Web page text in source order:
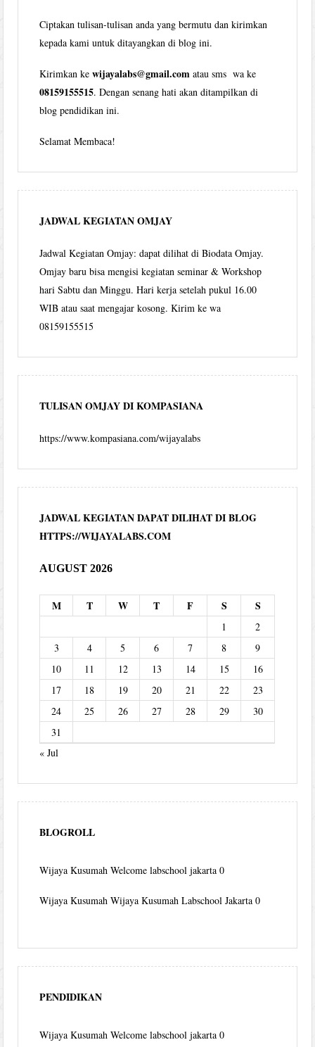
Ciptakan tulisan-tulisan anda yang bermutu dan kirimkan
kepada kami untuk ditayangkan di blog ini.
Kirimkan kewijayalabs@gmail.com atau sms wa ke
08159155515. Dengan senang hati akan ditampilkan di
blog pendidikan ini.
Selamat Membaca!
JADWAL KEGIATAN OMJAY
Jadwal Kegiatan Omjay: dapat dilihat di Biodata Omjay.
Omjay baru bisa mengisi kegiatan seminar & Workshop
hari Sabtu dan Minggu. Hari kerja setelah pukul 16.00
WIB atau saat mengajar kosong. Kirim ke wa
08159155515
TULISAN OMJAY DI KOMPASIANA
https://www.kompasiana.com/wijayalabs
JADWAL KEGIATAN DAPAT DILIHAT DI BLOG
HTTPS://WIJAYALABS.COM
AUGUST 2026
M T W T F S S
1
2
3
4 5 6 7 8
9
10
11 12 13 14 15
16
17
18 19 20 21 22
23
24
25 26 27 28 29
30
31
« Jul
BLOGROLL
Wijaya Kusumah Welcome labschool jakarta 0
Wijaya Kusumah Wijaya Kusumah Labschool Jakarta 0
PENDIDIKAN
Wijaya Kusumah Welcome labschool jakarta 0